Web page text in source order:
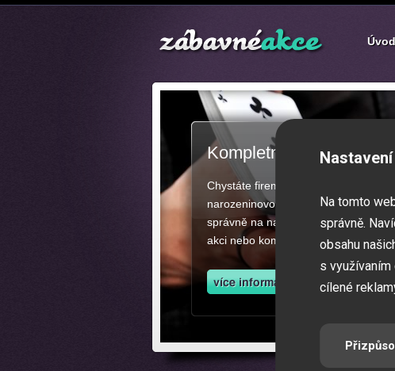
Úvod
Kompletní zajištění
Chystáte firemní akci, večírek nebo
narozeninovou oslavu či zábavné
správně na našich stránkách.
akci nebo kompletní zajištění
Na tomto
správně.
obsahu
s
cílené